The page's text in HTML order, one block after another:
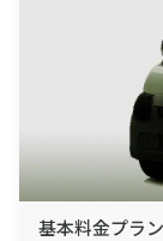
基本料金プラン